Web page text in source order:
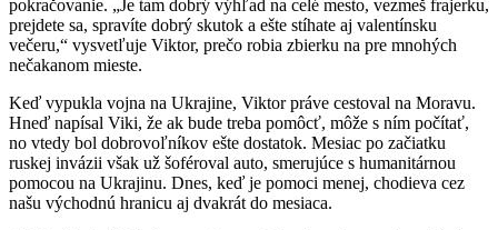
pokračovanie. „Je tam dobrý výhľad na celé mesto, vezmeš frajerku,
prejdete sa, spravíte dobrý skutok a ešte stíhate aj valentínsku
večeru,“ vysvetľuje Viktor, prečo robia zbierku na pre mnohých
nečakanom mieste.
Keď vypukla vojna na Ukrajine, Viktor práve cestoval na Moravu.
Hneď napísal Viki, že ak bude treba pomôcť, môže s ním počítať,
no vtedy bol dobrovoľníkov ešte dostatok. Mesiac po začiatku
ruskej invázii však už šoféroval auto, smerujúce s humanitárnou
pomocou na Ukrajinu. Dnes, keď je pomoci menej, chodieva cez
našu východnú hranicu aj dvakrát do mesiaca.